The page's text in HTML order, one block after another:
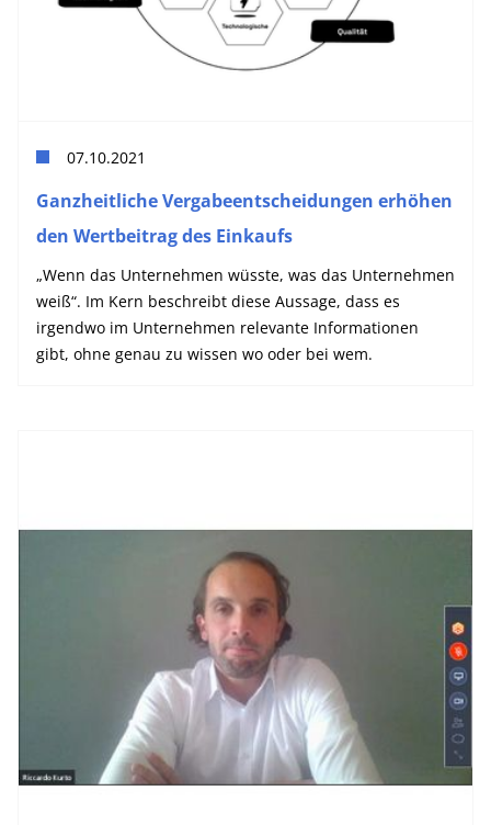
07.10.2021
Ganzheitliche Vergabeentscheidungen erhöhen
den Wertbeitrag des Einkaufs
„Wenn das Unternehmen wüsste, was das Unternehmen
weiß“. Im Kern beschreibt diese Aussage, dass es
irgendwo im Unternehmen relevante Informationen
gibt, ohne genau zu wissen wo oder bei wem.